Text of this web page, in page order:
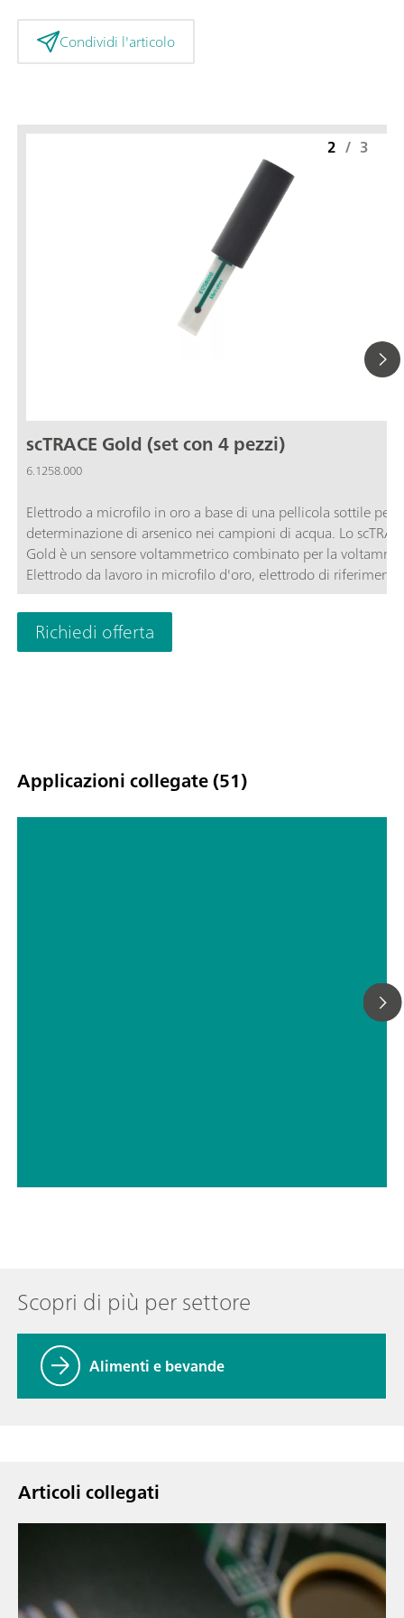
Condividi l'articolo
scTRACE Gold (set con 4 pezzi)
6.1258.000
Elettrodo a microfilo in oro a base di una pellicola sottile per
determinazione di arsenico nei campioni di acqua. Lo
Gold è un sensore voltammetrico combinato per la
Elettrodo da lavoro in microfilo d'oro, elettrodo di riferimento
Ag/AgCl ed elettrodo ausiliario in carbonio si trovano su di
unico sensore. Facile da usare e praticamente esente da
manutenzione, con lo scTRACE Gold può essere determinato
l'arsenico nell'acqua a livello di tracce. Assieme al corpo
2 / 3
Richiedi offerta
Applicazioni collegate (51)
Scopri di più per settore
Alimenti e bevande
Articoli collegati